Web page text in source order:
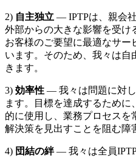
2) 自主独立 — IPTPは、親会
外部からの大きな影響を受け
お客様のご要望に最適なサー
います。そのため、我々は
きます。
3) 効率性 — 我々は問題に対
ます。目標を達成するため
的に使用し、業務プロセスを
解決策を見出すことを阻む障
4) 団結の絆— 我々は全員